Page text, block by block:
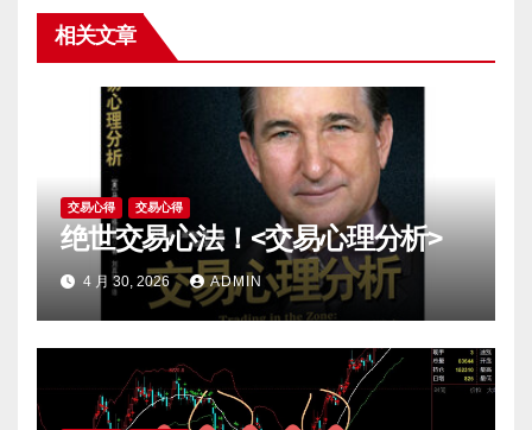
相关文章
交易心得 交易心得
绝世交易心法！<交易心理分析>
4 月 30, 2026 ADMIN